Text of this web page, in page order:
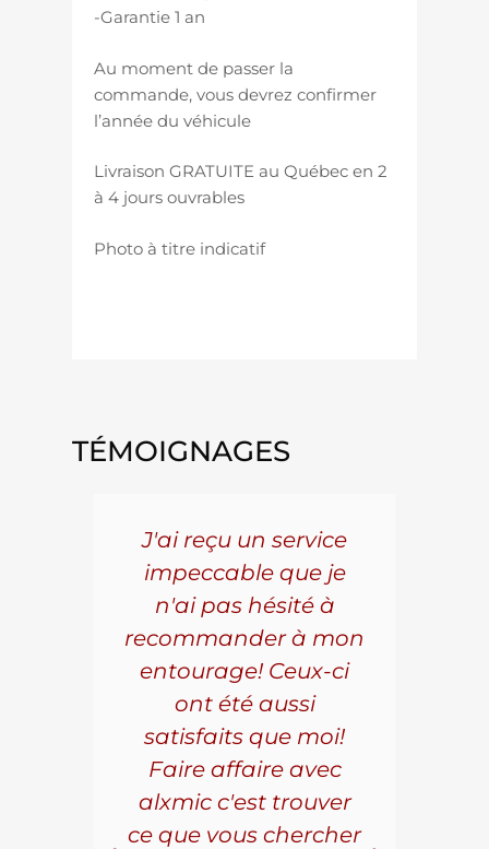
-Garantie 1 an
Au moment de passer la
commande, vous devrez confirmer
l’année du véhicule
Livraison GRATUITE au Québec en 2
à 4 jours ouvrables
Photo à titre indicatif
TÉMOIGNAGES
J'ai reçu un service
impeccable que je
n'ai pas hésité à
recommander à mon
entourage! Ceux-ci
ont été aussi
satisfaits que moi!
Faire affaire avec
alxmic c'est trouver
ce que vous chercher